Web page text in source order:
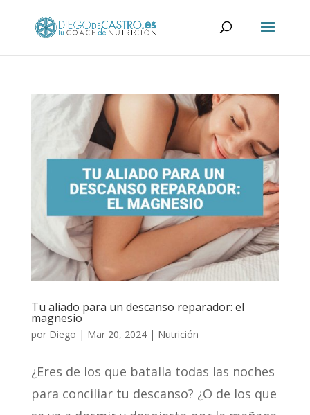
Tu aliado para un descanso reparador: el
magnesio
por Diego | Mar 20, 2024| Nutrición
¿Eres de los que batalla todas las noches
para conciliar tu descanso? ¿O de los que